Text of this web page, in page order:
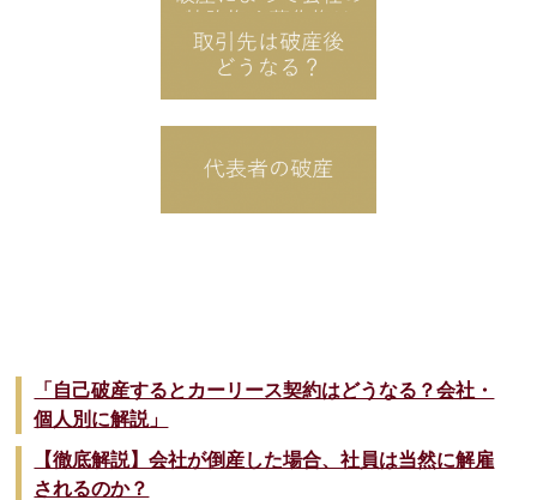
「自己破産するとカーリース契約はどうなる？会社・
個人別に解説」
【徹底解説】会社が倒産した場合、社員は当然に解雇
されるのか？